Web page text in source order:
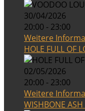
30/04/2026
20:00 - 23:00
Weitere
HOLE FULL OF
02/05/2026
20:00 - 23:00
Weitere
WISHBONE